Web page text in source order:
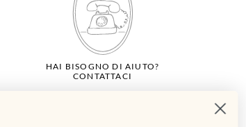
HAI BISOGNO DI AIUTO?
CONTATTACI